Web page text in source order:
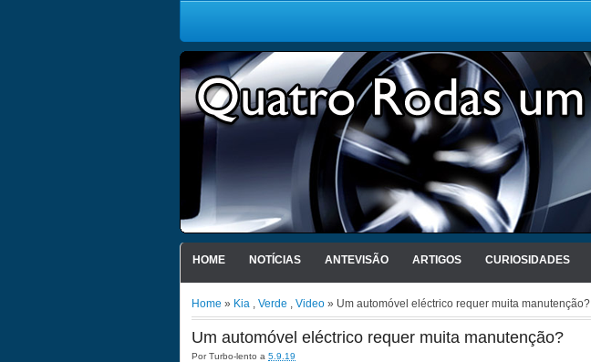
HOME NOTÍCIAS ANTEVISÃO ARTIGOS CURIOSIDADES
Home » Kia , Verde , Video » Um automóvel eléctrico requer muita manutenção?
Um automóvel eléctrico requer muita manutenção?
PorTurbo-lento a 5.9.19